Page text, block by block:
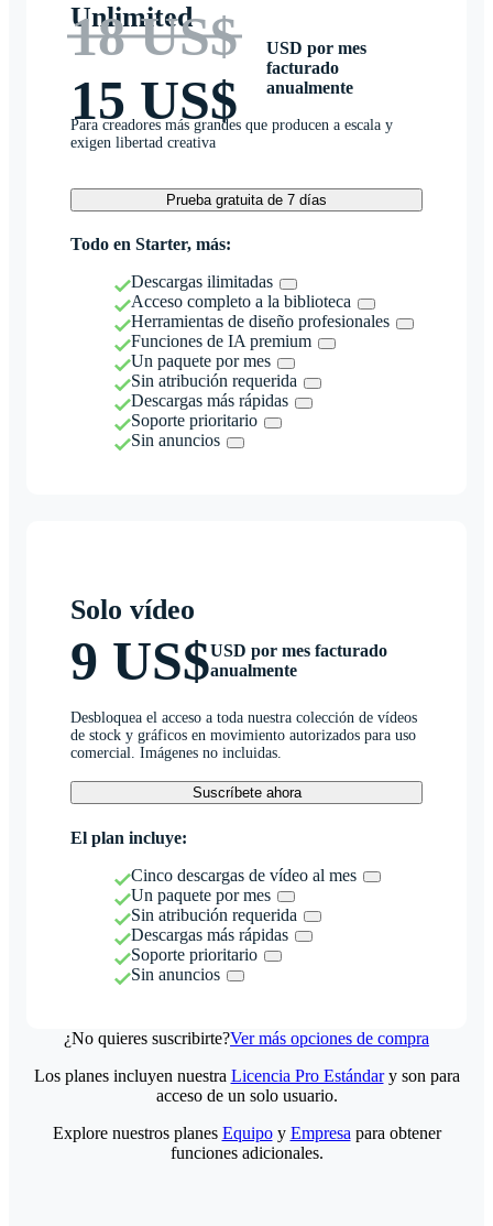
Unlimited
18 US$
15 US$
USD por mes
facturado
anualmente
Para creadores más grandes que producen a escala y
exigen libertad creativa
Prueba gratuita de 7 días
Todo en Starter, más:
Descargas ilimitadas
Acceso completo a la biblioteca
Herramientas de diseño profesionales
Funciones de IA premium
Un paquete por mes
Sin atribución requerida
Descargas más rápidas
Soporte prioritario
Sin anuncios
Solo vídeo
9 US$USD por mes facturado
anualmente
Desbloquea el acceso a toda nuestra colección de vídeos
de stock y gráficos en movimiento autorizados para uso
comercial. Imágenes no incluidas.
Suscríbete ahora
El plan incluye:
Cinco descargas de vídeo al mes
Un paquete por mes
Sin atribución requerida
Descargas más rápidas
Soporte prioritario
Sin anuncios
¿No quieres suscribirte?Ver más opciones de compra
Los planes incluyen nuestra Licencia Pro Estándary son para
acceso de un solo usuario.
Explore nuestros planes Equipoy Empresa para obtener
funciones adicionales.